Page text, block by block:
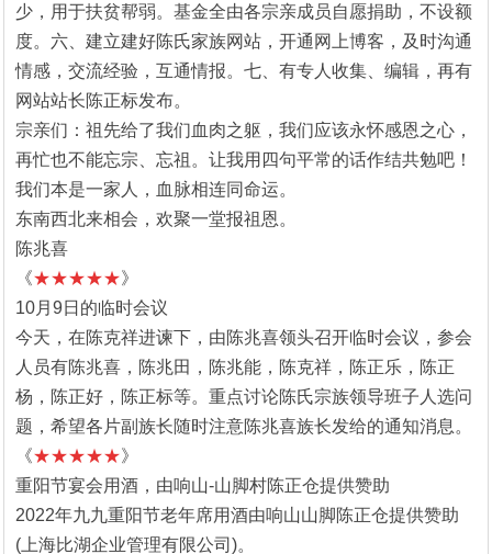
少，用于扶贫帮弱。基金全由各宗亲成员自愿捐助，不设额
度。六、建立建好陈氏家族网站，开通网上博客，及时沟通
情感，交流经验，互通情报。七、有专人收集、编辑，再有
网站站长陈正标发布。
宗亲们：祖先给了我们血肉之躯，我们应该永怀感恩之心，
再忙也不能忘宗、忘祖。让我用四句平常的话作结共勉吧！
我们本是一家人，血脉相连同命运。
东南西北来相会，欢聚一堂报祖恩。
陈兆喜
《★★★★★》
10月9日的临时会议
今天，在陈克祥进谏下，由陈兆喜领头召开临时会议，参会
人员有陈兆喜，陈兆田，陈兆能，陈克祥，陈正乐，陈正
杨，陈正好，陈正标等。重点讨论陈氏宗族领导班子人选问
题，希望各片副族长随时注意陈兆喜族长发给的通知消息。
《★★★★★》
重阳节宴会用酒，由响山-山脚村陈正仓提供赞助
2022年九九重阳节老年席用酒由响山山脚陈正仓提供赞助
(上海比湖企业管理有限公司)。